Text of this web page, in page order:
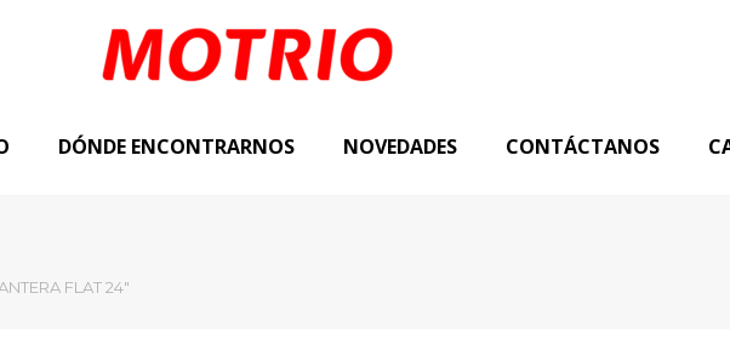
DÓNDE ENCONTRARNOS NOVEDADES CONTÁCTANOS
FLAT 24″